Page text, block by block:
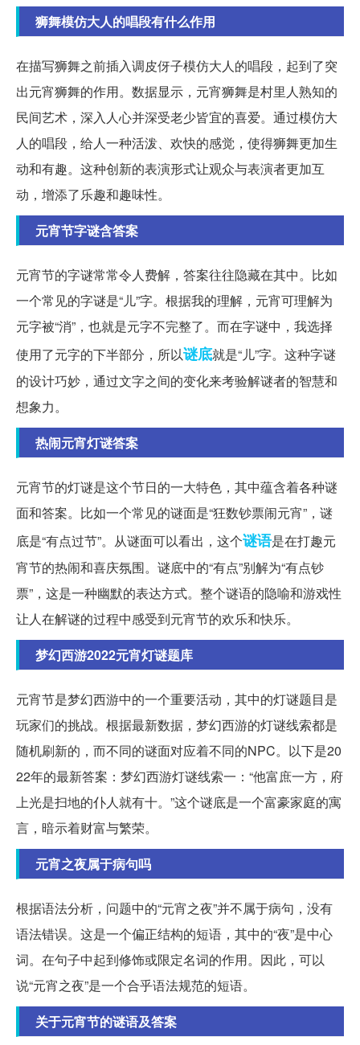
狮舞模仿大人的唱段有什么作用
在描写狮舞之前插入调皮伢子模仿大人的唱段，起到了突
出元宵狮舞的作用。数据显示，元宵狮舞是村里人熟知的
民间艺术，深入人心并深受老少皆宜的喜爱。通过模仿大
人的唱段，给人一种活泼、欢快的感觉，使得狮舞更加生
动和有趣。这种创新的表演形式让观众与表演者更加互
动，增添了乐趣和趣味性。
元宵节字谜含答案
元宵节的字谜常常令人费解，答案往往隐藏在其中。比如
一个常见的字谜是“儿”字。根据我的理解，元宵可理解为
元字被“消”，也就是元字不完整了。而在字谜中，我选择
使用了元字的下半部分，所以谜底就是“儿”字。这种字谜
的设计巧妙，通过文字之间的变化来考验解谜者的智慧和
想象力。
热闹元宵灯谜答案
元宵节的灯谜是这个节日的一大特色，其中蕴含着各种谜
面和答案。比如一个常见的谜面是“狂数钞票闹元宵”，谜
底是“有点过节”。从谜面可以看出，这个谜语是在打趣元
宵节的热闹和喜庆氛围。谜底中的“有点”别解为“有点钞
票”，这是一种幽默的表达方式。整个谜语的隐喻和游戏性
让人在解谜的过程中感受到元宵节的欢乐和快乐。
梦幻西游2022元宵灯谜题库
元宵节是梦幻西游中的一个重要活动，其中的灯谜题目是
玩家们的挑战。根据最新数据，梦幻西游的灯谜线索都是
随机刷新的，而不同的谜面对应着不同的NPC。以下是20
22年的最新答案：梦幻西游灯谜线索一：“他富庶一方，府
上光是扫地的仆人就有十。”这个谜底是一个富豪家庭的寓
言，暗示着财富与繁荣。
元宵之夜属于病句吗
根据语法分析，问题中的“元宵之夜”并不属于病句，没有
语法错误。这是一个偏正结构的短语，其中的“夜”是中心
词。在句子中起到修饰或限定名词的作用。因此，可以
说“元宵之夜”是一个合乎语法规范的短语。
关于元宵节的谜语及答案